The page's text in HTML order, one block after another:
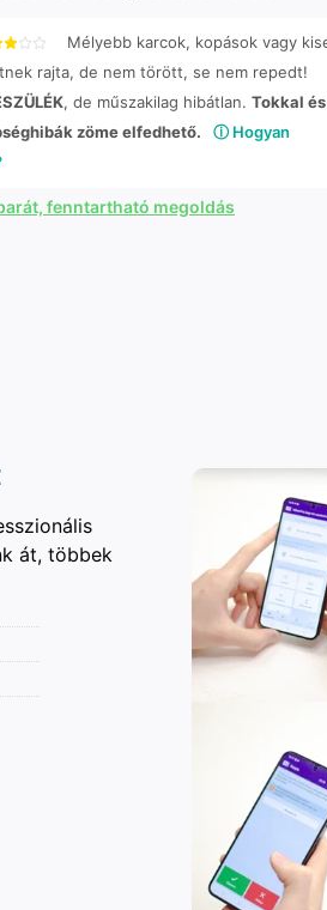
Mélyebb karcok, kopások vagy
rajta, de nem törött, se nem repedt!
, de műszakilag hibátlan. Tokkal és
zöme elfedhető.
ⓘ Hogyan
fenntartható megoldás
át, többek